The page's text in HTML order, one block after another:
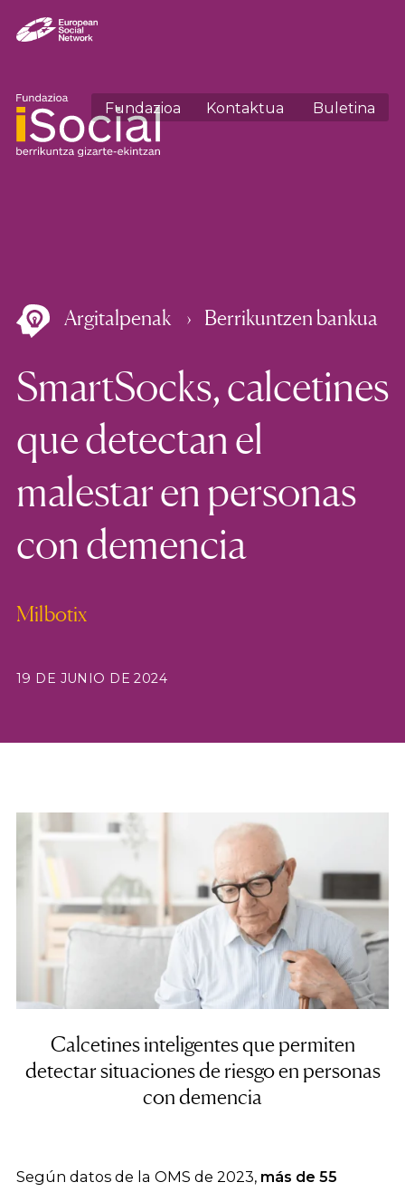
Fundazioa Kontaktua Buletina
Argitalpenak Berrikuntzen bankua
SmartSocks, calcetines
que detectan el
malestar en personas
con demencia
Milbotix
19 DE JUNIO DE 2024
Calcetines inteligentes que permiten
detectar situaciones de riesgo en personas
con demencia
Según datos de la OMS de 2023, más de 55